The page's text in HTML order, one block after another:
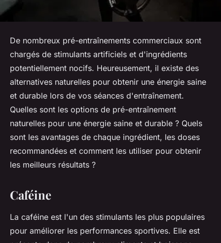
De nombreux pré-entraînements commerciaux sont
chargés de stimulants artificiels et d'ingrédients
potentiellement nocifs. Heureusement, il existe des
alternatives naturelles pour obtenir une énergie saine
et durable lors de vos séances d'entraînement.
Quelles sont les options de pré-entraînement
naturelles pour une énergie saine et durable ? Quels
sont les avantages de chaque ingrédient, les doses
recommandées et comment les utiliser pour obtenir
les meilleurs résultats ?
Caféine
La caféine est l'un des stimulants les plus populaires
pour améliorer les performances sportives. Elle est